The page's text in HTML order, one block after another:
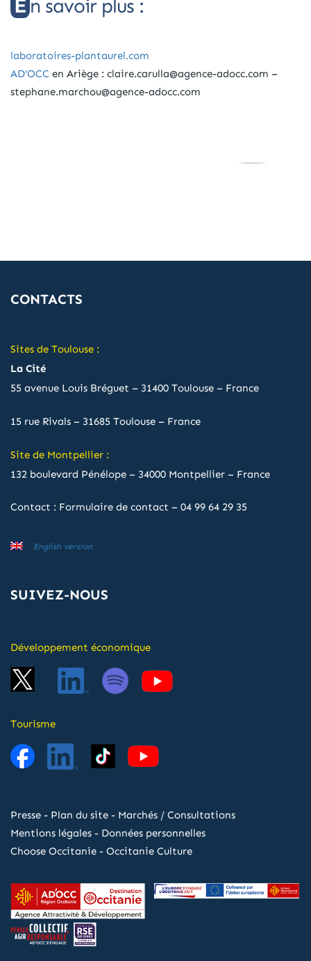
En savoir plus :
laboratoires-plantaurel.com
AD’OCC en Ariège : claire.carulla@agence-adocc.com –
stephane.marchou@agence-adocc.com
CONTACTS
Sites de Toulouse :
La Cité
55 avenue Louis Bréguet – 31400 Toulouse – France
15 rue Rivals – 31685 Toulouse – France
Site de Montpellier :
132 boulevard Pénélope – 34000 Montpellier – France
Contact : Formulaire de contact – 04 99 64 29 35
English version
SUIVEZ-NOUS
Développement économique
Tourisme
Presse - Plan du site - Marchés / Consultations
Mentions légales - Données personnelles
Choose Occitanie - Occitanie Culture